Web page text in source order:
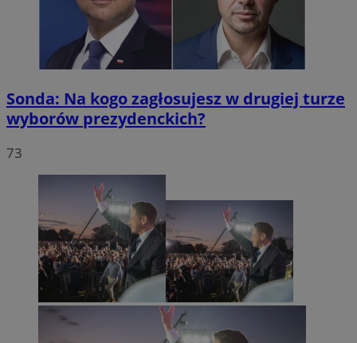
Sonda: Na kogo zagłosujesz w drugiej turze
wyborów prezydenckich?
73